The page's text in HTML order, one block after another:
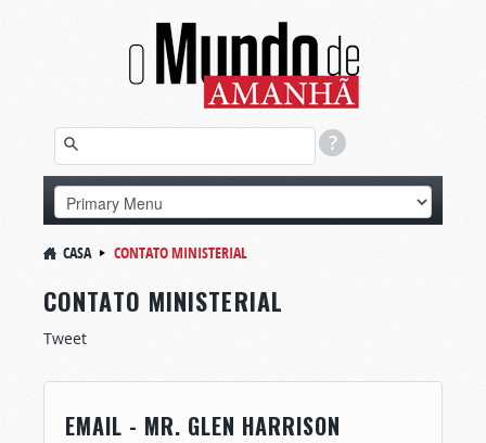
CASA CONTATO MINISTERIAL
CONTATO MINISTERIAL
Tweet
EMAIL - MR. GLEN HARRISON